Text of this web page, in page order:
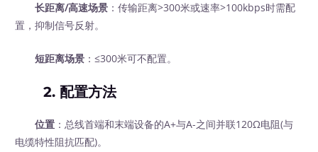
长距离/高速场景 ：传输距离>300米或速率>100kbps时需配
置，抑制信号反射。
短距离场景 ：≤300米可不配置。
2. 配置方法
位置 ：总线首端和末端设备的A+与A-之间并联120Ω电阻(与
电缆特性阻抗匹配)。